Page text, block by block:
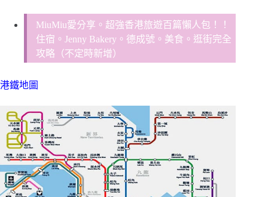
MiuMiu愛分享。超強香港旅遊百篇懶人包！！
住宿。Jenny Bakery。德成號。美食。逛街完全
攻略（不定時新增）
港鐵地圖